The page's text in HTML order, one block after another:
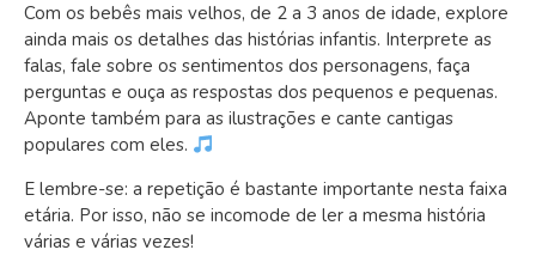
Com os bebês mais velhos, de 2 a 3 anos de idade, explore
ainda mais os detalhes das histórias infantis. Interprete as
falas, fale sobre os sentimentos dos personagens, faça
perguntas e ouça as respostas dos pequenos e pequenas.
Aponte também para as ilustrações e cante cantigas
populares com eles.
E lembre-se: a repetição é bastante importante nesta faixa
etária. Por isso, não se incomode de ler a mesma história
várias e várias vezes!